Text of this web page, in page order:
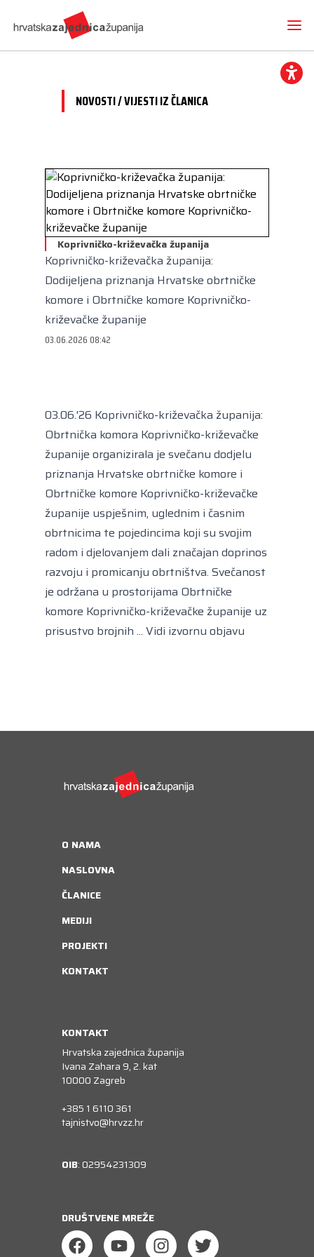
Novosti
Hrvatska zajednica županija
Vijesti iz članica
O nama
Dokumenti
Imenovanja
Predsjednik
Potpredsjednik
Članice
Radne skupine
Mediji
Projekti
Otvoreni proračun
Volim svoju županiju
Kuharica
Međunarodna suradnja
CEMR
Europski projekti
Kongres lokalnih i regionalnih vlasti Vijeća
Europe
Kontakt
NOVOSTI / VIJESTI IZ ČLANICA
Koprivničko-križevačka županija
Koprivničko-križevačka županija:
Dodijeljena priznanja Hrvatske obrtničke
komore i Obrtničke komore Koprivničko-
križevačke županije
03.06.2026 08:42
03.06.'26 Koprivničko-križevačka županija:
Obrtnička komora Koprivničko-križevačke
županije organizirala je svečanu dodjelu
priznanja Hrvatske obrtničke komore i
Obrtničke komore Koprivničko-križevačke
županije uspješnim, uglednim i časnim
obrtnicima te pojedincima koji su svojim
radom i djelovanjem dali značajan doprinos
razvoju i promicanju obrtništva. Svečanost
je održana u prostorijama Obrtničke
komore Koprivničko-križevačke županije uz
prisustvo brojnih ... Vidi izvornu objavu
O NAMA
NASLOVNA
ČLANICE
MEDIJI
PROJEKTI
KONTAKT
KONTAKT
Hrvatska zajednica županija
Ivana Zahara 9, 2. kat
10000 Zagreb
+385 1 6110 361
tajnistvo@hrvzz.hr
OIB: 02954231309
DRUŠTVENE MREŽE